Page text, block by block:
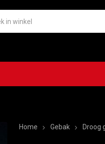
Home Gebak Droog